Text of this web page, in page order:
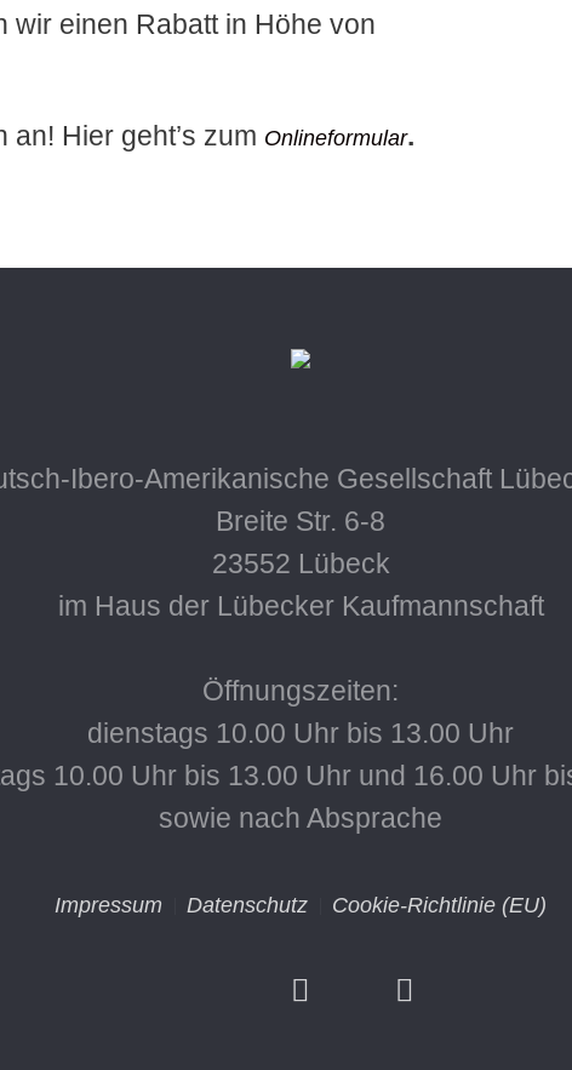
wir einen Rabatt in Höhe von
an! Hier geht’s zum Onlineformular.
Ibero-Amerikanische Gesellschaft
Breite Str. 6-8
23552 Lübeck
im Haus der Lübecker Kaufmannschaft
Öffnungszeiten:
dienstags 10.00 Uhr bis 13.00 Uhr
10.00 Uhr bis 13.00 Uhr und 16.00 Uhr
sowie nach Absprache
Impressum Datenschutz Cookie-Richtlinie (EU)